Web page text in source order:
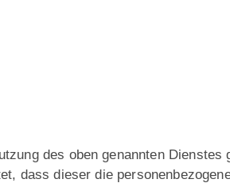
des oben genannten
dass dieser die